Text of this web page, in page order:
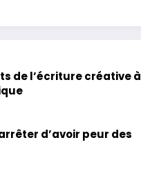
de l’écriture créative
d’avoir peur des